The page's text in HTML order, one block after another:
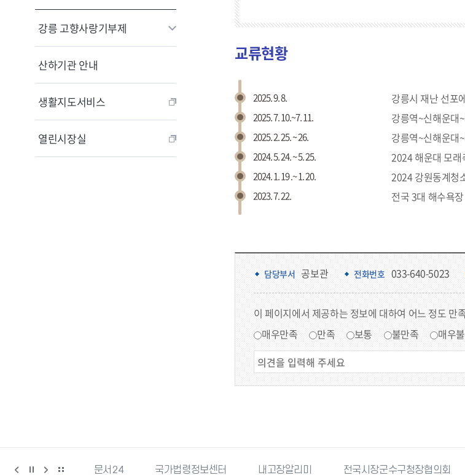
강릉 고향사랑기부제
산하기관 안내
생활지도서비스
열린시장실
교류현황
2025. 9. 8. 강릉시 재난 선포
2025. 7. 10.~7. 11. 강릉역~신해운대
2025. 2. 25. ~ 26. 강릉역~신해운대
2024. 5. 24. ~ 5. 25. 2024 해운대 모래
2024. 1. 19 .~ 1. 20. 2024 강원동계청
2023. 7. 22. 전국 3대 해수욕
담당부서 공보관 전화번호 033-640-5023
이 페이지에서 제공하는 정보에 대하여 어느 정도 만
매우만족
만족 보통 불만족 매우
강릉문화재단 문서24 국가법령정보센터 내고장알리미 전국시장군수구청장협의회